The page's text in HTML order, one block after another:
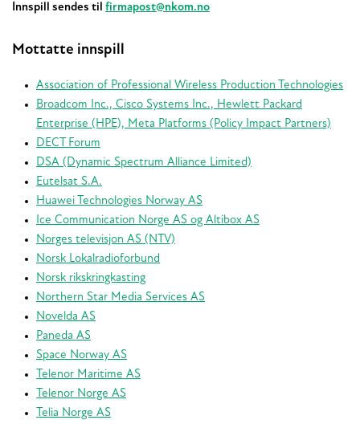
Innspill sendes til firmapost@nkom.no
Mottatte innspill
Association of Professional Wireless Production Technologies
Broadcom Inc., Cisco Systems Inc., Hewlett Packard
Enterprise (HPE), Meta Platforms (Policy Impact Partners)
DECT Forum
DSA (Dynamic Spectrum Alliance Limited)
Eutelsat S.A.
Huawei Technologies Norway AS
Ice Communication Norge AS og Altibox AS
Norges televisjon AS (NTV)
Norsk Lokalradioforbund
Norsk rikskringkasting
Northern Star Media Services AS
Novelda AS
Paneda AS
Space Norway AS
Telenor Maritime AS
Telenor Norge AS
Telia Norge AS